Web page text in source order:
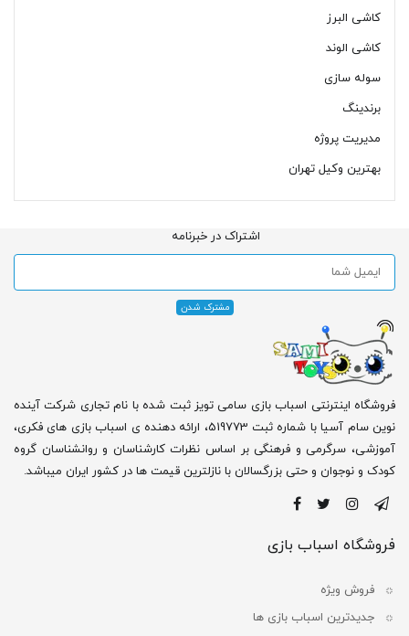
کاشی البرز
کاشی الوند
سوله سازی
برندینگ
مدیریت پروژه
بهترین وکیل تهران
اشتراک در خبرنامه
فروشگاه اینترنتی اسباب بازی سامی تویز ثبت شده با نام تجاری شرکت آینده
نوین سام آسیا با شماره ثبت 519773، ارائه دهنده ی اسباب بازی های فکری،
آموزشی، سرگرمی و فرهنگی بر اساس نظرات کارشناسان و روانشناسان گروه
کودک و نوجوان و حتی بزرگسالان با نازلترین قیمت ها در کشور ایران میباشد.
فروشگاه اسباب بازی
فروش ویژه
جدیدترین اسباب بازی ها